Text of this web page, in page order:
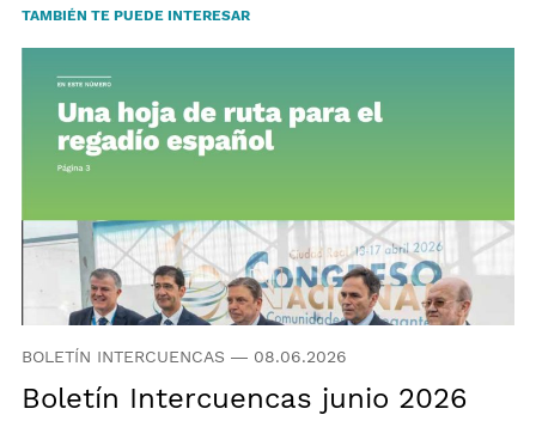
TAMBIÉN TE PUEDE INTERESAR
BOLETÍN INTERCUENCAS — 08.06.2026
Boletín Intercuencas junio 2026